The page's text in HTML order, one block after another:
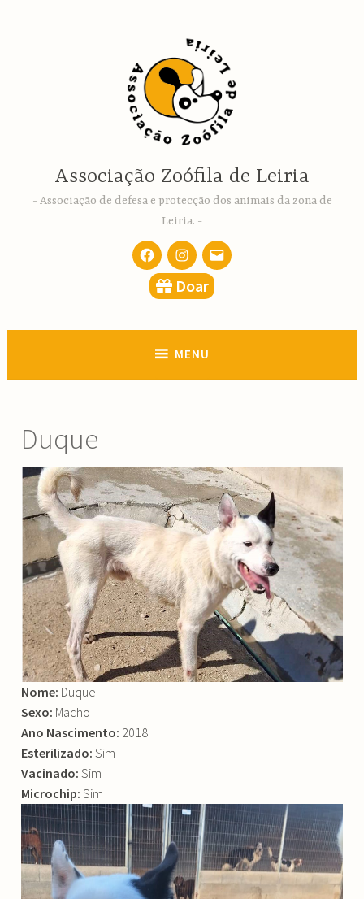
Associação Zoófila de Leiria
Associação de defesa e protecção dos animais da zona de
Leiria.
FacebookInstagram
email
Doar
MENU
Duque
Nome: Duque
Sexo: Macho
Ano Nascimento: 2018
Esterilizado: Sim
Vacinado: Sim
Microchip:Sim